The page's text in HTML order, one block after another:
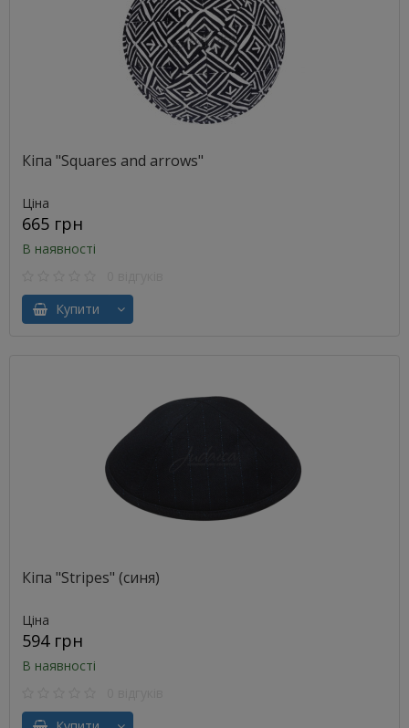
Кіпа "Squares and arrows"
Ціна
665 грн
В наявності
Купити
Кіпа "Stripes" (синя)
Ціна
594 грн
В наявності